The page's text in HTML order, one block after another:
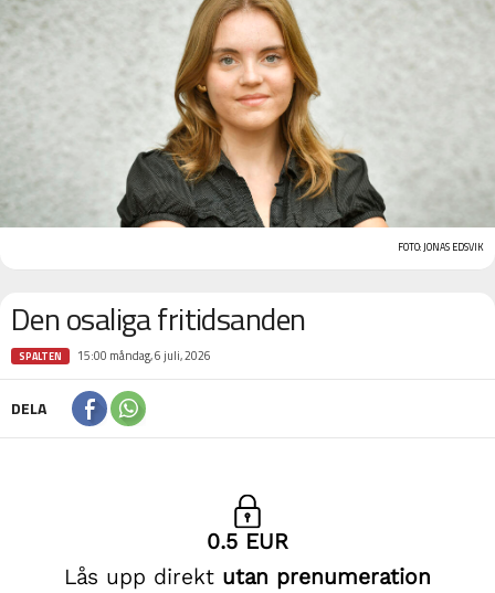
FOTO: JONAS EDSVIK
Den osaliga fritidsanden
SPALTEN 15:00 måndag, 6 juli, 2026
DELA